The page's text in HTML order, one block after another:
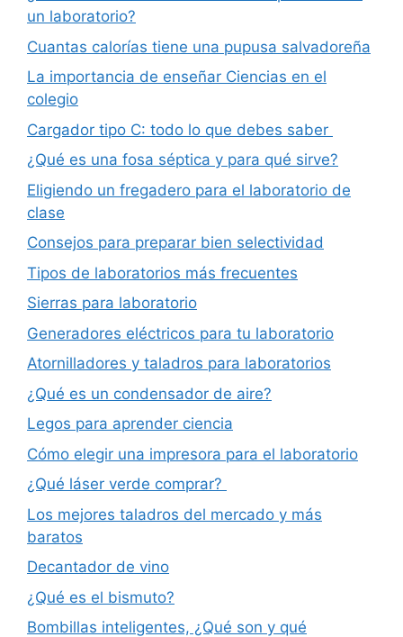
un laboratorio?
Cuantas calorías tiene una pupusa salvadoreña
La importancia de enseñar Ciencias en el
colegio
Cargador tipo C: todo lo que debes saber
¿Qué es una fosa séptica y para qué sirve?
Eligiendo un fregadero para el laboratorio de
clase
Consejos para preparar bien selectividad
Tipos de laboratorios más frecuentes
Sierras para laboratorio
Generadores eléctricos para tu laboratorio
Atornilladores y taladros para laboratorios
¿Qué es un condensador de aire?
Legos para aprender ciencia
Cómo elegir una impresora para el laboratorio
¿Qué láser verde comprar?
Los mejores taladros del mercado y más
baratos
Decantador de vino
¿Qué es el bismuto?
Bombillas inteligentes, ¿Qué son y qué